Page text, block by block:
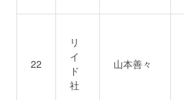
22
リ
イ
ド
社
山本善々